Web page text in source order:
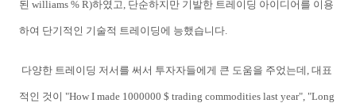
된 williams % R)하였고, 단순하지만 기발한 트레이딩 아이디어를 이용
하여 단기적인 기술적 트레이딩에 능했습니다.
다양한 트레이딩 저서를 써서 투자자들에게 큰 도움을 주었는데, 대표
적인 것이 "How I made 1000000 $ trading commodities last year", "Long